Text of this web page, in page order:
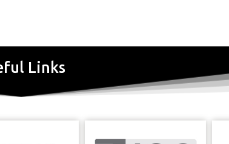
Links